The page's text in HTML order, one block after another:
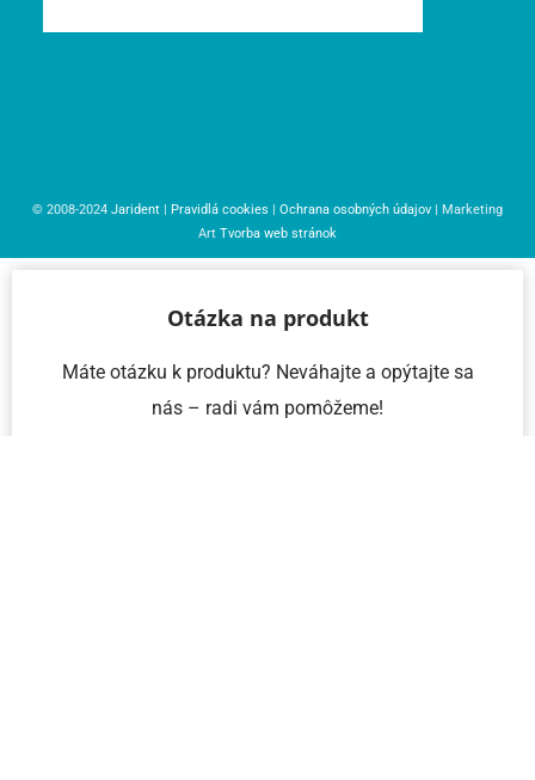
© 2008-2024 Jarident Pravidlá cookies Ochrana osobných údajov | Marketing
Art Tvorba web stránok
Otázka na produkt
Máte otázku k produktu? Neváhajte a opýtajte sa
nás – radi vám pomôžeme!